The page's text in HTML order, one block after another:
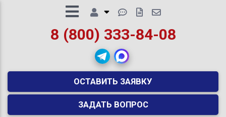
8 (800) 333-84-08
ОСТАВИТЬ ЗАЯВКУ
ЗАДАТЬ ВОПРОС